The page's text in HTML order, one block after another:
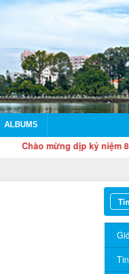
ALBUMS
Chào mừng dịp kỷ niệm 80